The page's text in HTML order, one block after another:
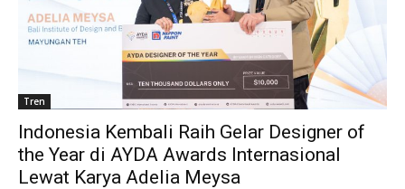
Tren
Indonesia Kembali Raih Gelar Designer of
the Year di AYDA Awards Internasional
Lewat Karya Adelia Meysa